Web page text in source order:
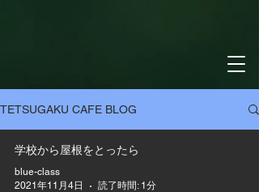
TETSUGAKU CAFE BLOG
学校から屋根をとったら
blue-class
2021年11月4日
読了時間: 1分